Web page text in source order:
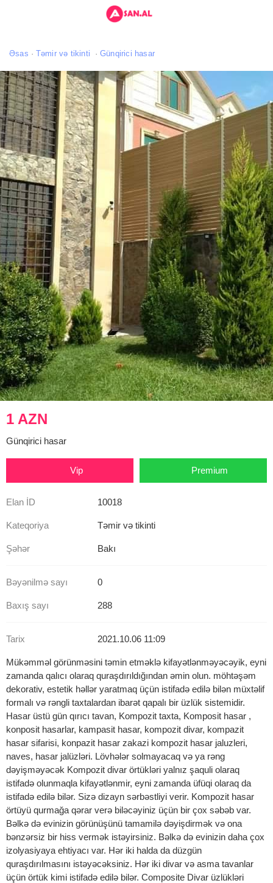
Əsas Təmir və tikinti Günqirici hasar
1 AZN
Günqirici hasar
Vip Premium
Elan İD 10018
Kateqoriya Təmir və tikinti
Şəhər Bakı
Bəyənilmə sayı 0
Baxış sayı 288
Tarix 2021.10.06 11:09
Mükəmməl görünməsini təmin etməklə kifayətlənməyəcəyik, eyni
zamanda qalıcı olaraq quraşdırıldığından əmin olun. möhtəşəm
dekorativ, estetik həllər yaratmaq üçün istifadə edilə bilən müxtəlif
formalı və rəngli taxtalardan ibarət qapalı bir üzlük sistemidir.
Hasar üstü gün qırıcı tavan, Kompozit taxta, Komposit hasar ,
konposit hasarlar, kampasit hasar, kompozit divar, kompazit
hasar sifarisi, konpazit hasar zakazi kompozit hasar jaluzleri,
naves, hasar jalüzləri. Lövhələr solmayacaq və ya rəng
dəyişməyəcək Kompozit divar örtükləri yalnız şaquli olaraq
istifadə olunmaqla kifayətlənmir, eyni zamanda üfüqi olaraq da
istifadə edilə bilər. Sizə dizayn sərbəstliyi verir. Kompozit hasar
örtüyü qurmağa qərar verə biləcəyiniz üçün bir çox səbəb var.
Bəlkə də evinizin görünüşünü tamamilə dəyişdirmək və ona
bənzərsiz bir hiss vermək istəyirsiniz. Bəlkə də evinizin daha çox
izolyasiyaya ehtiyacı var. Hər iki halda da düzgün
quraşdırılmasını istəyəcəksiniz. Hər iki divar və asma tavanlar
üçün örtük kimi istifadə edilə bilər. Composite Divar üzlükləri